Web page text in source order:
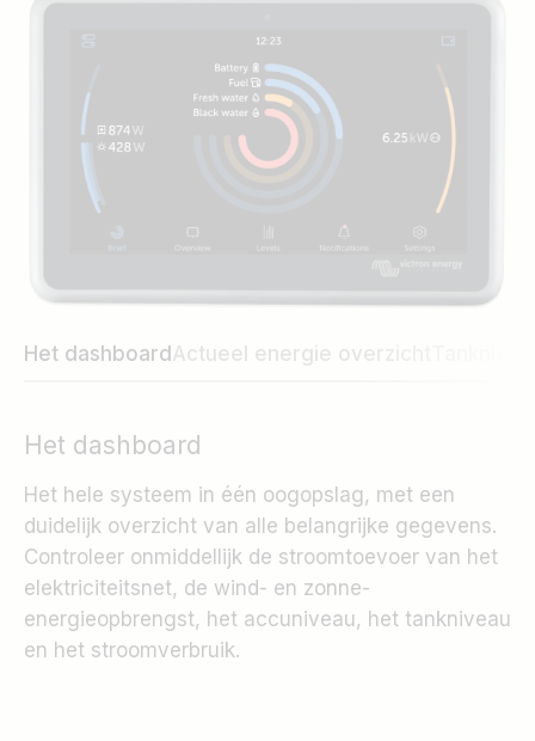
Het dashboard Actueel energie overzicht
Het dashboard
Het hele systeem in één oogopslag, met een
duidelijk overzicht van alle belangrijke gegevens.
Controleer onmiddellijk de stroomtoevoer van het
elektriciteitsnet, de wind- en zonne-
energieopbrengst, het accuniveau, het tankniveau
en het stroomverbruik.